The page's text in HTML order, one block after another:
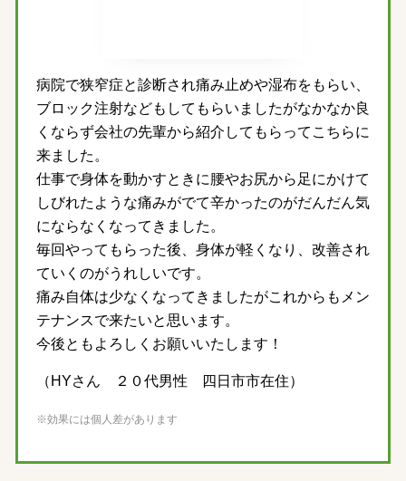
病院で狭窄症と診断され痛み止めや湿布をもらい、
ブロック注射などもしてもらいましたがなかなか良
くならず会社の先輩から紹介してもらってこちらに
来ました。
仕事で身体を動かすときに腰やお尻から足にかけて
しびれたような痛みがでて辛かったのがだんだん気
にならなくなってきました。
毎回やってもらった後、身体が軽くなり、改善され
ていくのがうれしいです。
痛み自体は少なくなってきましたがこれからもメン
テナンスで来たいと思います。
今後ともよろしくお願いいたします！
（HYさん ２０代男性 四日市市在住）
※効果には個人差があります